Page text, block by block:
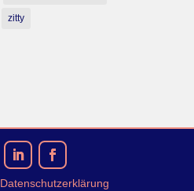
zitty
Datenschutzerklärung